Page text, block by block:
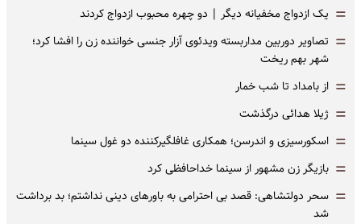
= یک ازدواج مخفیانه دیگر | دو چهره محبوب ازدواج کردند
= تصاویر دوربین مداربسته ویدئوی آزار جنسی خواننده زن را افشا کرد؛
شهر بهم ریخت
= از بامداد تا شب خمار
= ژیلا هدائی درگذشت
= اسکورسیزی و اندرسن؛ همکاری غافلگیرکننده دو غول سینما
= بازیگر زن مشهور از سینما خداحافظی کرد
= سحر دولتشاهی: قصد بی احترامی به باورهای دینی نداشتم؛ بد برداشت
شد